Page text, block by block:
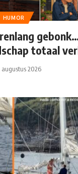
HUMOR
totaal
augustus 2026